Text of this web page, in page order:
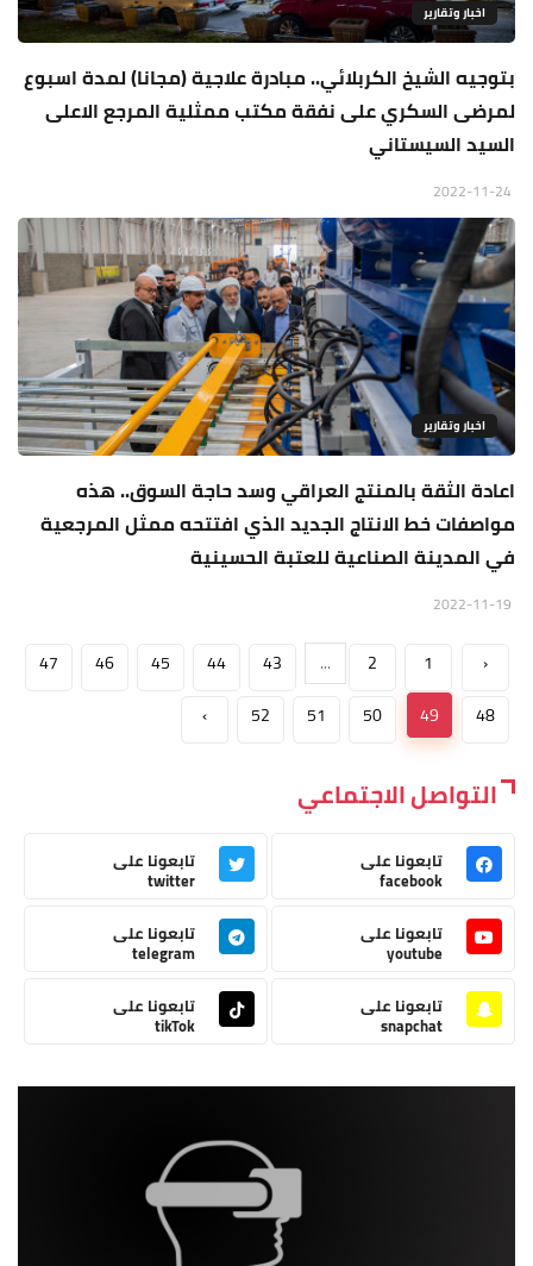
اخبار وتقارير
بتوجيه الشيخ الكربلائي.. مبادرة علاجية (مجانا) لمدة اسبوع
لمرضى السكري على نفقة مكتب ممثلية المرجع الاعلى
السيد السيستاني
اخبار وتقارير
اعادة الثقة بالمنتج العراقي وسد حاجة السوق.. هذه
مواصفات خط الانتاج الجديد الذي افتتحه ممثل المرجعية
في المدينة الصناعية للعتبة الحسينية
‹
1
2
...
43
44
45
46
47
48
49
50
51
52
›
التواصل الاجتماعي
تابعونا على
facebook
تابعونا على
twitter
تابعونا على
youtube
تابعونا على
telegram
تابعونا على
snapchat
تابعونا على
tikTok